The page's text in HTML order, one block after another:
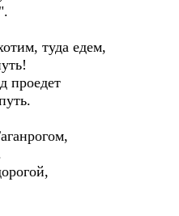
туда едем,
проедет